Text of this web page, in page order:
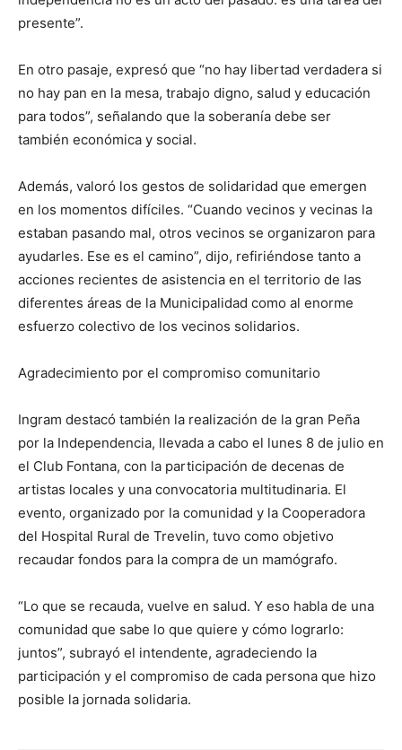
presente”.
En otro pasaje, expresó que “no hay libertad verdadera si
no hay pan en la mesa, trabajo digno, salud y educación
para todos”, señalando que la soberanía debe ser
también económica y social.
Además, valoró los gestos de solidaridad que emergen
en los momentos difíciles. “Cuando vecinos y vecinas la
estaban pasando mal, otros vecinos se organizaron para
ayudarles. Ese es el camino”, dijo, refiriéndose tanto a
acciones recientes de asistencia en el territorio de las
diferentes áreas de la Municipalidad como al enorme
esfuerzo colectivo de los vecinos solidarios.
Agradecimiento por el compromiso comunitario
Ingram destacó también la realización de la gran Peña
por la Independencia, llevada a cabo el lunes 8 de julio en
el Club Fontana, con la participación de decenas de
artistas locales y una convocatoria multitudinaria. El
evento, organizado por la comunidad y la Cooperadora
del Hospital Rural de Trevelin, tuvo como objetivo
recaudar fondos para la compra de un mamógrafo.
“Lo que se recauda, vuelve en salud. Y eso habla de una
comunidad que sabe lo que quiere y cómo lograrlo:
juntos”, subrayó el intendente, agradeciendo la
participación y el compromiso de cada persona que hizo
posible la jornada solidaria.